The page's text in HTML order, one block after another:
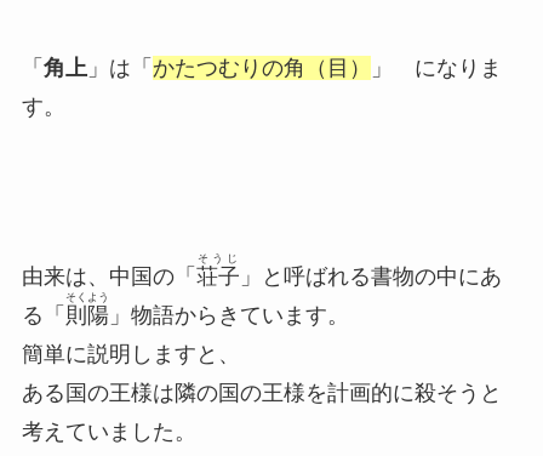
「 角上 」は「 かたつむりの角（目）
」 になりま
す。
由来は、中国の「 荘子
そうじ
」と呼ばれる書物の中にあ
る「 則陽
そくよう
」物語からきています。
簡単に説明しますと、
ある国の王様は隣の国の王様を計画的に殺そうと
考えていました。